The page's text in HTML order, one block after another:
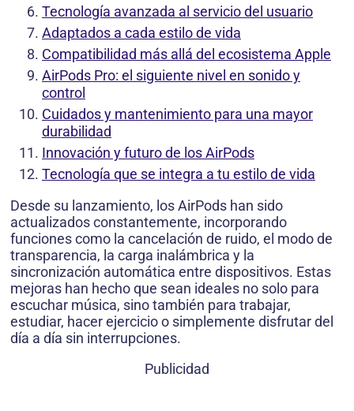
Tecnología avanzada al servicio del usuario
Adaptados a cada estilo de vida
Compatibilidad más allá del ecosistema Apple
AirPods Pro: el siguiente nivel en sonido y
control
Cuidados y mantenimiento para una mayor
durabilidad
Innovación y futuro de los AirPods
Tecnología que se integra a tu estilo de vida
Desde su lanzamiento, los AirPods han sido
actualizados constantemente, incorporando
funciones como la cancelación de ruido, el modo de
transparencia, la carga inalámbrica y la
sincronización automática entre dispositivos. Estas
mejoras han hecho que sean ideales no solo para
escuchar música, sino también para trabajar,
estudiar, hacer ejercicio o simplemente disfrutar del
día a día sin interrupciones.
Publicidad